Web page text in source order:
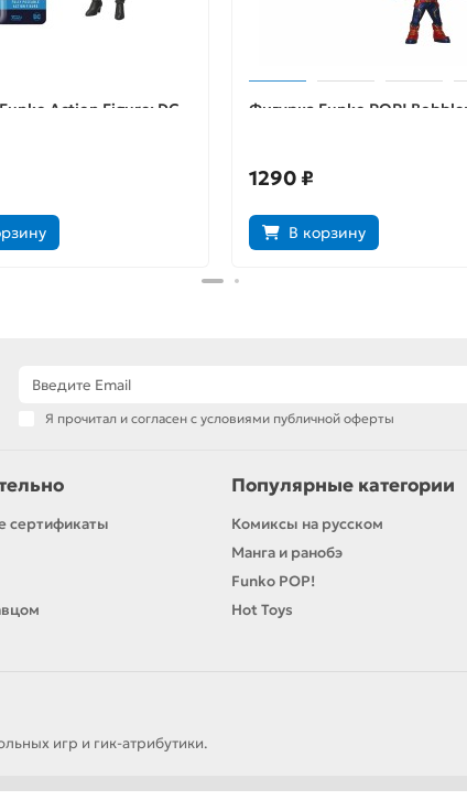
Action Figure: DC
Фигурка Funko POP! Bobble:
1290 ₽
В корзину
Я прочитал и согласен с условиями публичной оферты
сертификаты
Популярные категории
Комиксы на русском
Манга и ранобэ
Funko POP!
Hot Toys
игр и гик-атрибутики.